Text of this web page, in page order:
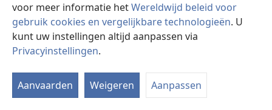
voor meer informatie hetWereldwijd beleid voor
gebruik cookies en vergelijkbare technologieën. U
kunt uw instellingen altijd aanpassen via
Privacyinstellingen.
Aanvaarden Weigeren Aanpassen
Copyright © 2026 Watch Tower Bible and Tract Society of Pennsylvania.
GEBRUIKSVOORWAARDEN